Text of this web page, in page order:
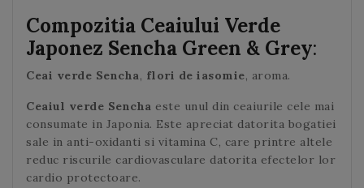
Compozitia Ceaiului Verde
Japonez Sencha Green & Grey:
Ceai verde Sencha, flori de iasomie, aroma.
Ceaiul verde Sencha este unul din ceaiurile cele mai
consumate in Japonia. Este apreciat datorita bogatiei
sale in anti-oxidanti si vitamina C, care printre altele
reduc riscurile cardiovasculare datorita efectelor lor
cardio protectoare.